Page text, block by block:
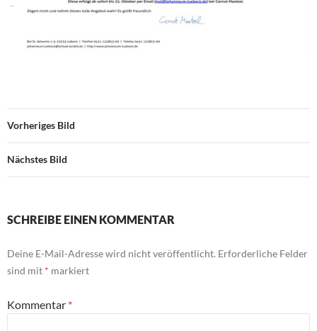
Vorheriges Bild
Nächstes Bild
SCHREIBE EINEN KOMMENTAR
Deine E-Mail-Adresse wird nicht veröffentlicht. Erforderliche Felder
sind mit * markiert
Kommentar *